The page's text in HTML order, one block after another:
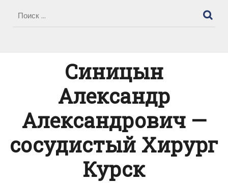
Синицын
Александр
Александрович —
сосудистый Хирург
Курск